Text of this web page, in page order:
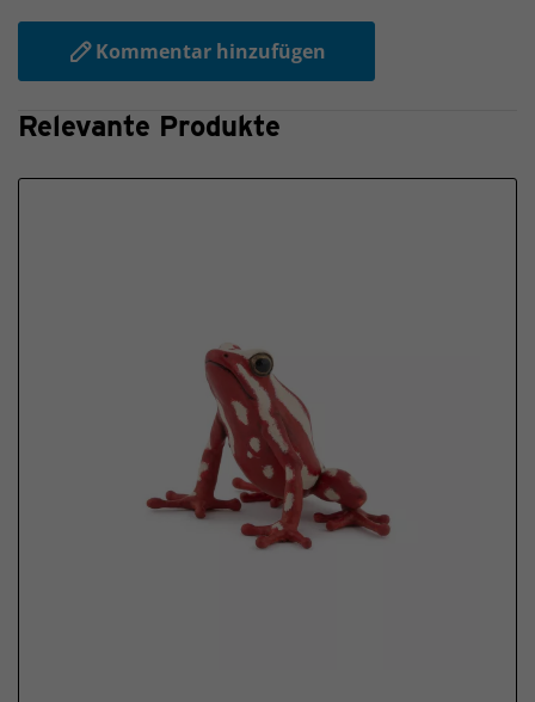
Kommentar hinzufügen
Relevante Produkte